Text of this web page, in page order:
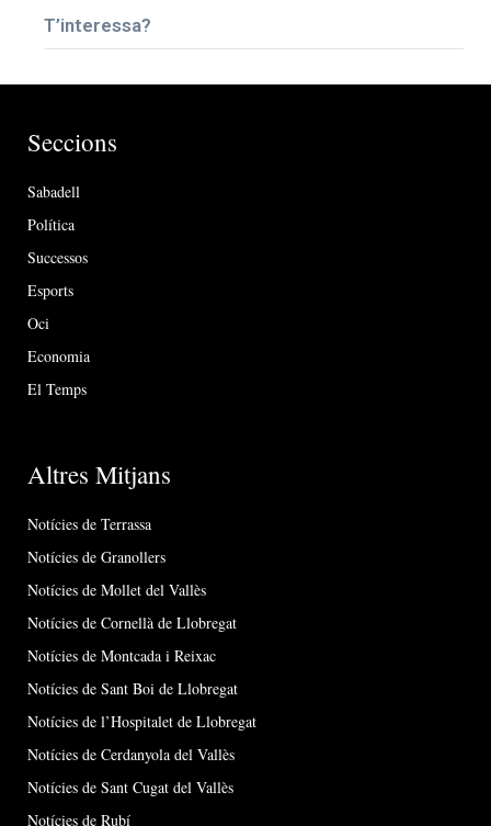
T’interessa?
Seccions
Sabadell
Política
Successos
Esports
Oci
Economia
El Temps
Altres Mitjans
Notícies de Terrassa
Notícies de Granollers
Notícies de Mollet del Vallès
Notícies de Cornellà de Llobregat
Notícies de Montcada i Reixac
Notícies de Sant Boi de Llobregat
Notícies de l’Hospitalet de Llobregat
Notícies de Cerdanyola del Vallès
Notícies de Sant Cugat del Vallès
Notícies de Rubí